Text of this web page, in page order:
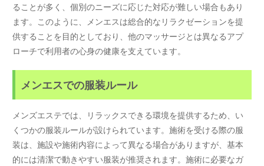
ることが多く、個別のニーズに応じた対応が難しい場合もあり
ます。このように、メンエスは総合的なリラクゼーションを提
供することを目的としており、他のマッサージとは異なるアプ
ローチで利用者の心身の健康を支えています。
メンエスでの服装ルール
メンズエステでは、リラックスできる環境を提供するため、い
くつかの服装ルールが設けられています。施術を受ける際の服
装は、施設や施術内容によって異なる場合がありますが、基本
的には清潔で動きやすい服装が推奨されます。施術に必要なガ